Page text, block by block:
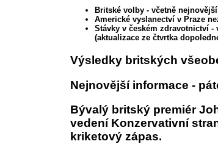
Britské volby - včetně
Americké vyslanectví v Praze
Stávky v českém zdravotnictví -
(aktualizace ze čtvrtka
Výsledky britských
Nejnovější informace -
Bývalý britský premiér
vedení Konzervativní
kriketový zápas.